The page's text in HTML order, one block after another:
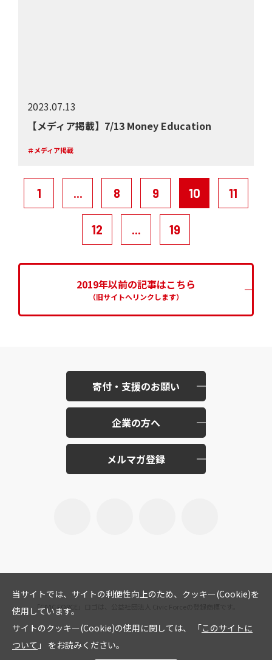
当サイトでは、サイトの利便性向上のため、クッキー(Cookie)を
使用しています。
サイトのクッキー(Cookie)の使用に関しては、 「このサイトに
ついて 」 をお読みください。
2023.07.13
【メディア掲載】7/13 Money Education
＃メディア掲載
1 ... 8 9 10 11
12 ... 19
2019年以前の記事はこちら
（旧サイトへリンクします）
寄付・支援のお願い
企業の方へ
メルマガ登録
「CIVIC FORCE」ロゴは、公益社団法人 Civic Forceの登録商標です。